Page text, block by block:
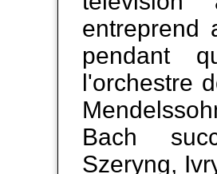
entreprend
pendant
l'orchestre
Bach
Szeryng,